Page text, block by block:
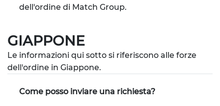
dell'ordine di Match Group.
GIAPPONE
Le informazioni qui sotto si riferiscono alle forze
dell'ordine in Giappone.
Come posso inviare una richiesta?